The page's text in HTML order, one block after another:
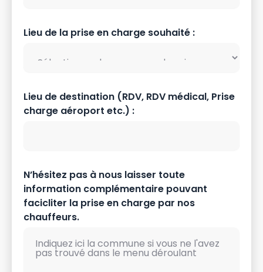
Lieu de la prise en charge souhaité :
Lieu de destination (RDV, RDV médical, Prise
charge aéroport etc.) :
N’hésitez pas à nous laisser toute
information complémentaire pouvant
facicliter la prise en charge par nos
chauffeurs.